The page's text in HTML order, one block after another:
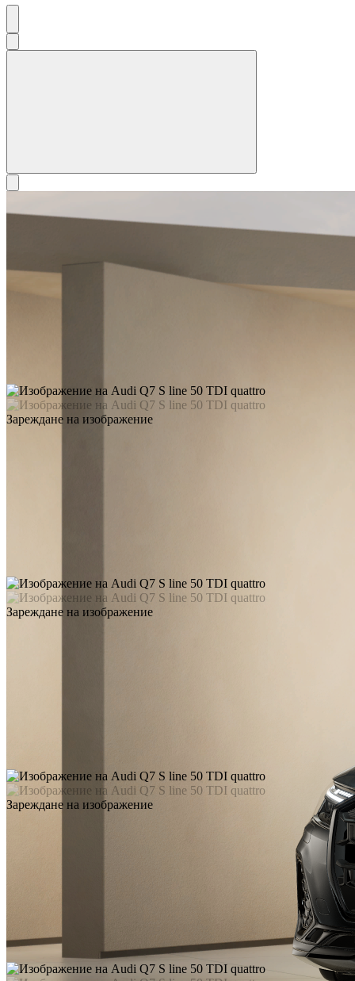
Зареждане на изображение
Зареждане на изображение
Зареждане на изображение